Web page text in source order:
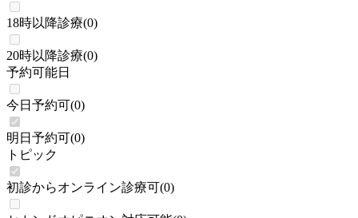
18時以降診療(0)
20時以降診療(0)
予約可能日
今日予約可(0)
明日予約可(0)
トピック
初診からオンライン診療可(0)